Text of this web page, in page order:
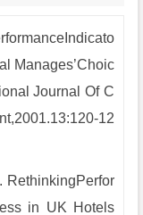
Manages’Choic
Journal Of C
12
RethinkingPerfor
in UK Hotels